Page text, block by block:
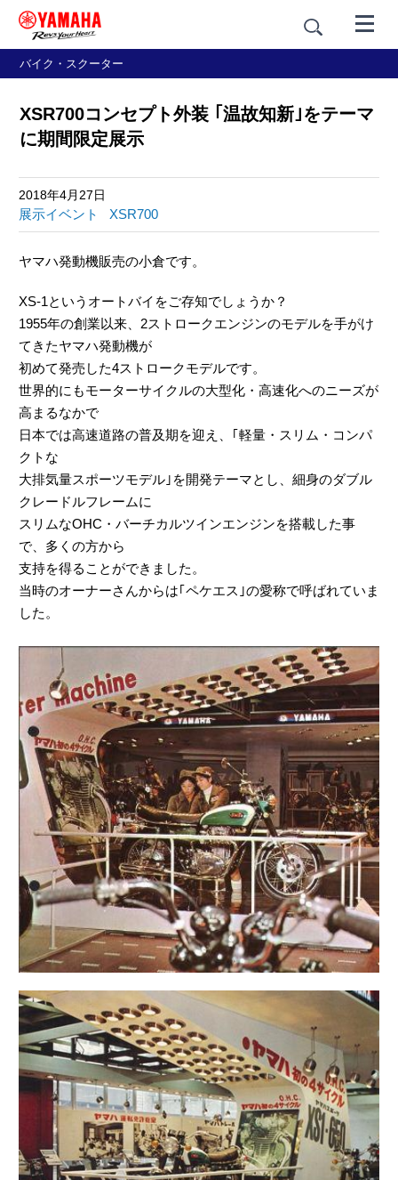
バイク・スクーター
XSR700コンセプト外装 ｢温故知新｣をテーマ
に期間限定展示
2018年4月27日
展示イベント XSR700
ヤマハ発動機販売の小倉です。
XS-1というオートバイをご存知でしょうか？
1955年の創業以来、2ストロークエンジンのモデルを手がけ
てきたヤマハ発動機が
初めて発売した4ストロークモデルです。
世界的にもモーターサイクルの大型化・高速化へのニーズが
高まるなかで
日本では高速道路の普及期を迎え、｢軽量・スリム・コンパ
クトな
大排気量スポーツモデル｣を開発テーマとし、細身のダブル
クレードルフレームに
スリムなOHC・バーチカルツインエンジンを搭載した事
で、多くの方から
支持を得ることができました。
当時のオーナーさんからは｢ペケエス｣の愛称で呼ばれていま
した。